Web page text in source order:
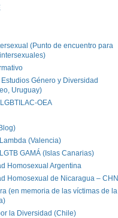
(Punto de encuentro para
Género y Diversidad
Uruguay)
OEA
(Valencia)
GAMÁ (Islas Canarias)
Homosexual Argentina
Homosexual de Nicaragua – CHN
(en memoria de las víctimas de la
la Diversidad (Chile)